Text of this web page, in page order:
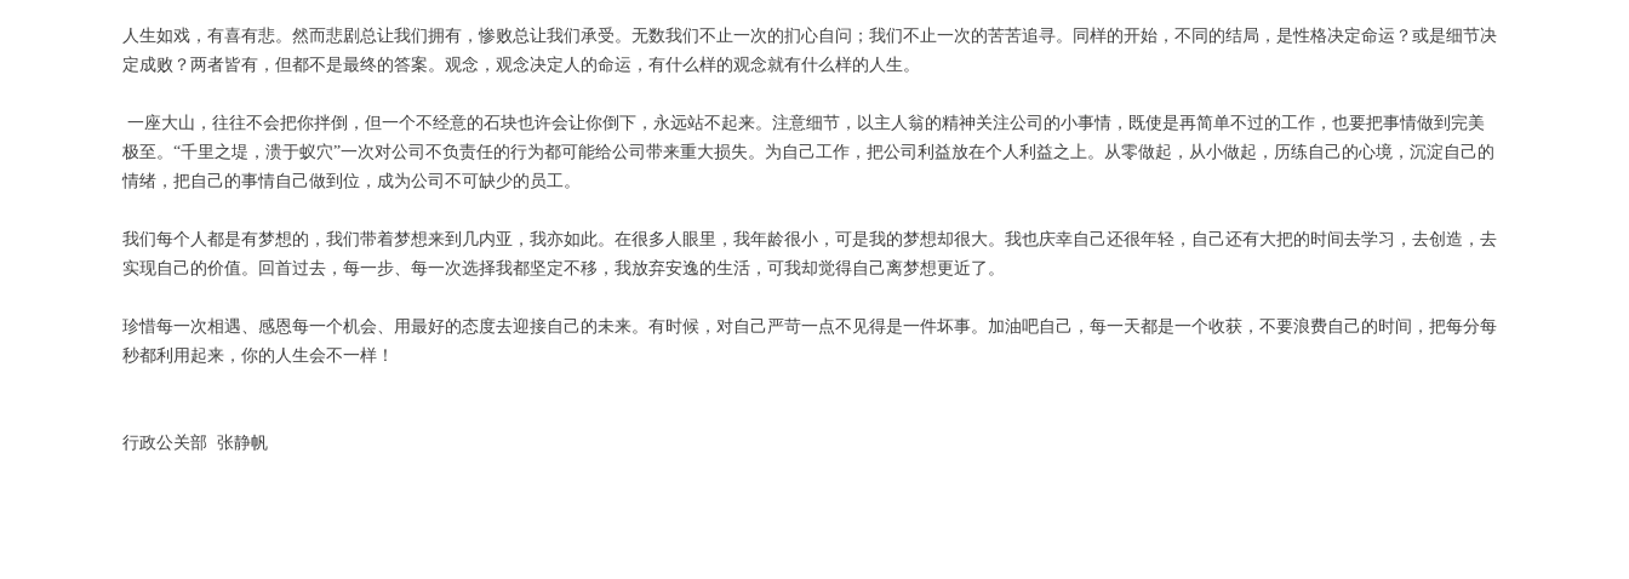
人生如戏，有喜有悲。然而悲剧总让我们拥有，惨败总让我们承受。无数我们不止一次的扪心自问；我们不止一次的苦苦追寻。同样的开始，不同的结局，是性格决定命运？或是细节决
定成败？两者皆有，但都不是最终的答案。观念，观念决定人的命运，有什么样的观念就有什么样的人生。
一座大山，往往不会把你拌倒，但一个不经意的石块也许会让你倒下，永远站不起来。注意细节，以主人翁的精神关注公司的小事情，既使是再简单不过的工作，也要把事情做到完美
极至。“千里之堤，溃于蚁穴”一次对公司不负责任的行为都可能给公司带来重大损失。为自己工作，把公司利益放在个人利益之上。从零做起，从小做起，历练自己的心境，沉淀自己的
情绪，把自己的事情自己做到位，成为公司不可缺少的员工。
我们每个人都是有梦想的，我们带着梦想来到几内亚，我亦如此。在很多人眼里，我年龄很小，可是我的梦想却很大。我也庆幸自己还很年轻，自己还有大把的时间去学习，去创造，去
实现自己的价值。回首过去，每一步、每一次选择我都坚定不移，我放弃安逸的生活，可我却觉得自己离梦想更近了。
珍惜每一次相遇、感恩每一个机会、用最好的态度去迎接自己的未来。有时候，对自己严苛一点不见得是一件坏事。加油吧自己，每一天都是一个收获，不要浪费自己的时间，把每分每
秒都利用起来，你的人生会不一样！
行政公关部 张静帆